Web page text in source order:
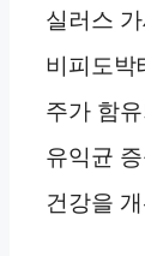
실러스
비피도박
주가 함
유익균
건강을